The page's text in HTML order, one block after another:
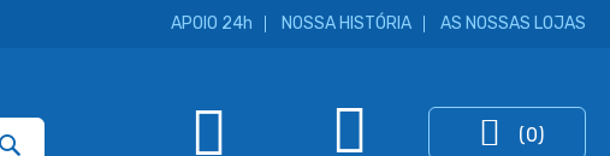
APOIO 24h NOSSA HISTÓRIA AS NOSSAS LOJAS
(0)